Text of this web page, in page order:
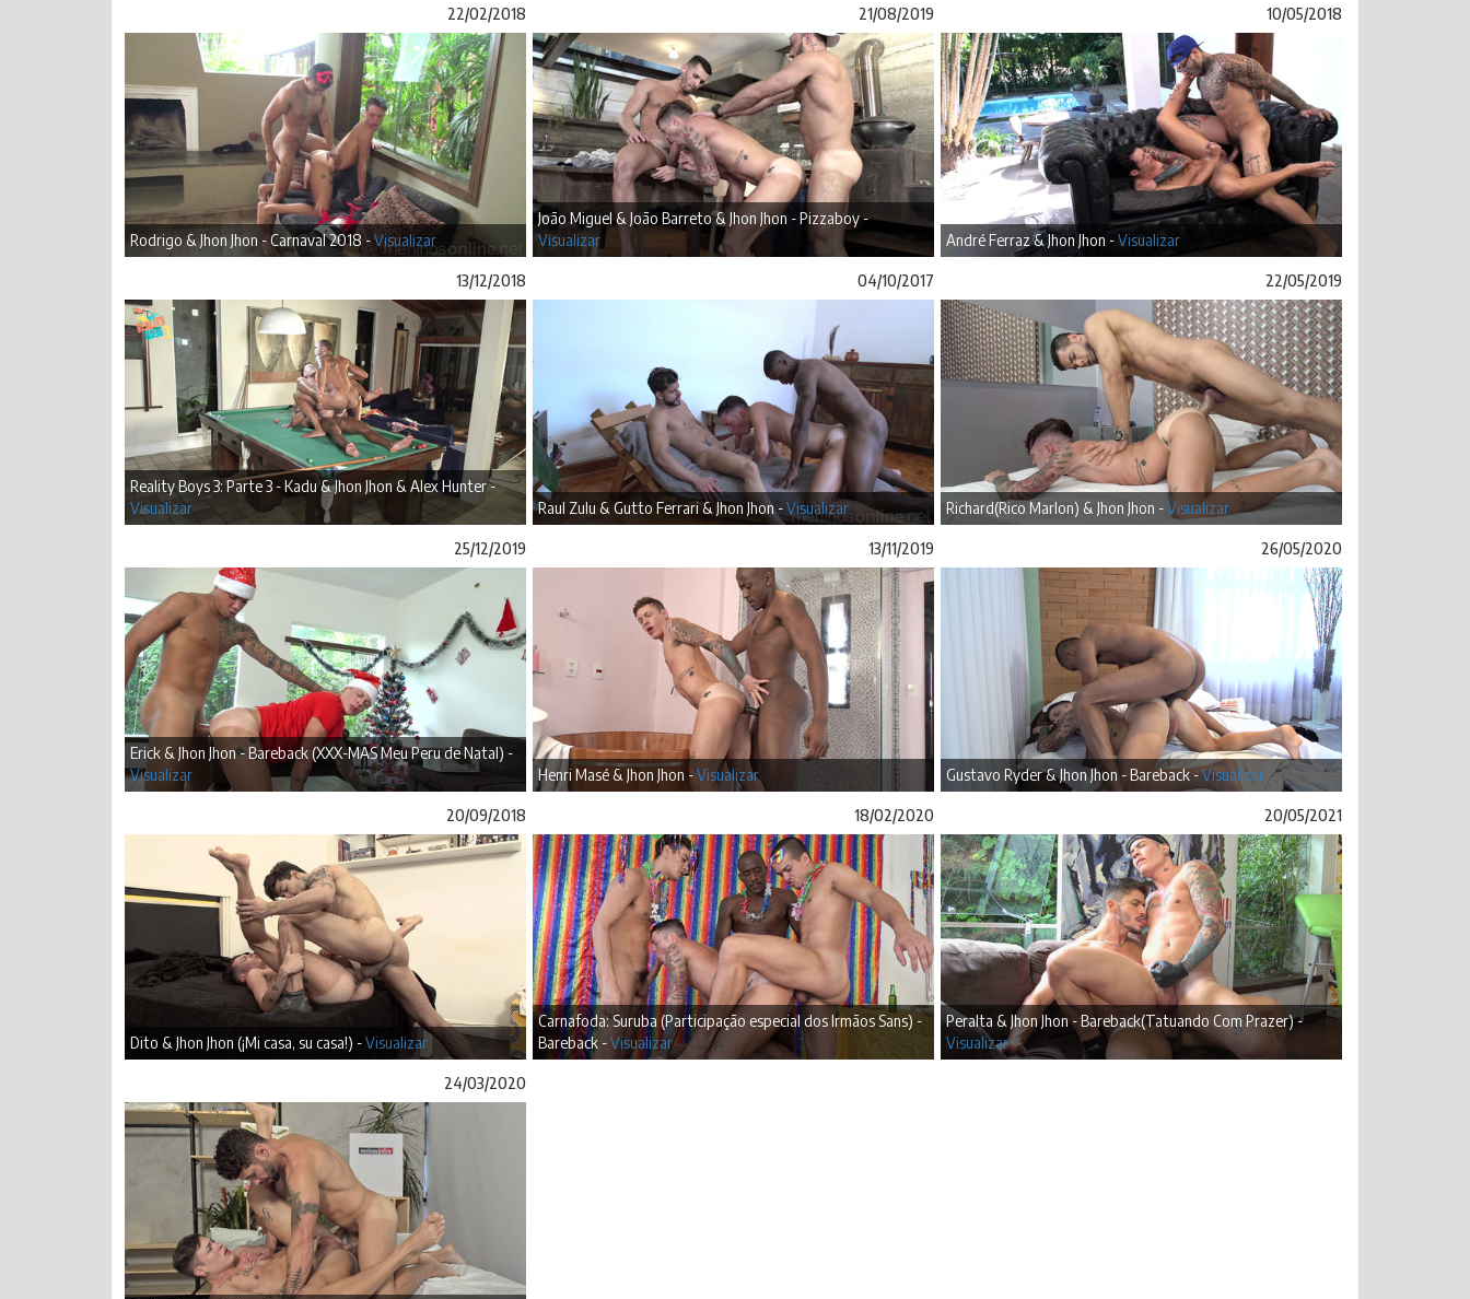
22/02/2018
Rodrigo & Jhon Jhon - Carnaval 2018 -Visualizar
21/08/2019
João Miguel & João Barreto & Jhon Jhon - Pizzaboy -
Visualizar
10/05/2018
André Ferraz & Jhon Jhon -Visualizar
13/12/2018
Reality Boys 3: Parte 3 - Kadu & Jhon Jhon & Alex Hunter -
Visualizar
04/10/2017
Raul Zulu & Gutto Ferrari & Jhon Jhon -Visualizar
22/05/2019
Richard(Rico Marlon) & Jhon Jhon -Visualizar
25/12/2019
Erick & Jhon Jhon - Bareback (XXX-MAS Meu Peru de Natal) -
Visualizar
13/11/2019
Henri Masé & Jhon Jhon -Visualizar
26/05/2020
Gustavo Ryder & Jhon Jhon - Bareback -Visualizar
20/09/2018
Dito & Jhon Jhon (¡Mi casa, su casa!) -Visualizar
18/02/2020
Carnafoda: Suruba (Participação especial dos Irmãos Sans) -
Bareback -Visualizar
20/05/2021
Peralta & Jhon Jhon - Bareback(Tatuando Com Prazer) -
Visualizar
24/03/2020